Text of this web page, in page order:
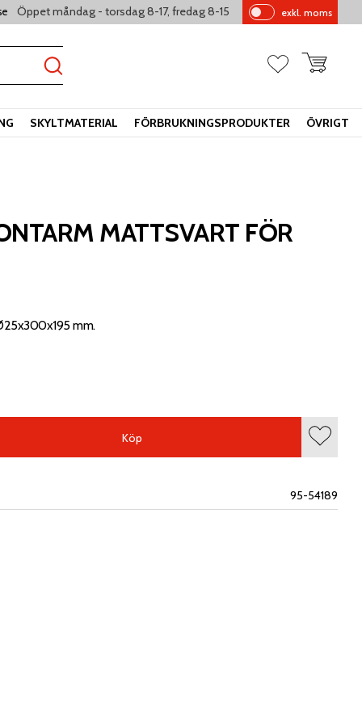
Öppet måndag - torsdag 8-17, fredag 8-15
Pr
s
exkl. moms
FavoriterKundvagn
SKYLTMATERIAL FÖRBRUKNINGSPRODUKTER ÖVRIGT
MATTSVART FÖR
​mm.
Köp
Lägg
95-54189